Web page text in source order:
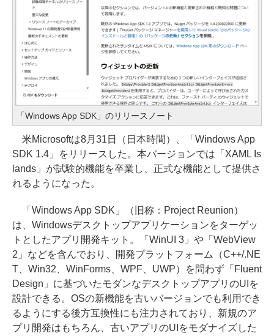
「Windows App SDK」のリリースノート
米Microsoftは8月31日（日本時間）、「Windows App
SDK 1.4」をリリースした。本バージョンでは「XAML Is
lands」が試験的機能を卒業し、正式な機能として提供さ
れるようになった。
「Windows App SDK」（旧称：Project Reunion）
は、Windowsデスクトップアプリケーションをターゲッ
トとしたアプリ開発キット。「WinUI 3」や「WebView
2」などを含んでおり、開発プラットフォーム（C++/.NE
T、Win32、WinForms、WPF、UWP）を問わず「Fluent
Design」に基づいたモダンなデスクトップアプリのUIを
設計できる。OSの新機能を古いバージョンでも利用でき
るようにする後方互換性にも注力されており、新規のア
プリ開発はもちろん、古いアプリのUIをモダナイズした